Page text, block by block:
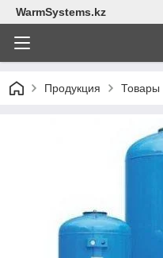
WarmSystems.kz
Продукция Товары